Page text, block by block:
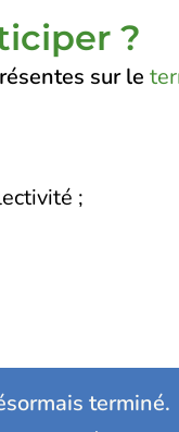
?
sur le
;
terminé.